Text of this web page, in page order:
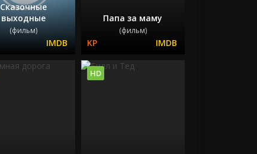
Сказочные
выходные
(фильм)
Папа за маму
(фильм)
HD